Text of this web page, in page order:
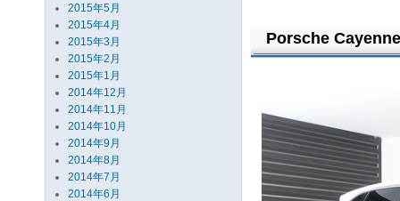
2015年5月
2015年4月
2015年3月
2015年2月
2015年1月
2014年12月
2014年11月
2014年10月
2014年9月
2014年8月
2014年7月
2014年6月
Porsche